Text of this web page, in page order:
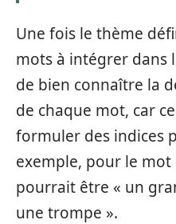
Une fois le thème
mots à intégrer dans
de bien connaître la
de chaque mot, car
formuler des indices
exemple, pour le mot
pourrait être « un
une trompe ».